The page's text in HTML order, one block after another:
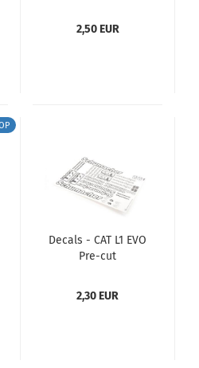
2,50 EUR
Decals - CAT L1 EVO
Pre-cut
2,30 EUR